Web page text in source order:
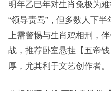
明年乙巳年对生肖兔极为
“领导责骂”，但多数人下
上需警惕与生肖鸡相刑，
战，推荐卧室悬挂【五帝
厚，尤其利于文艺创作者。